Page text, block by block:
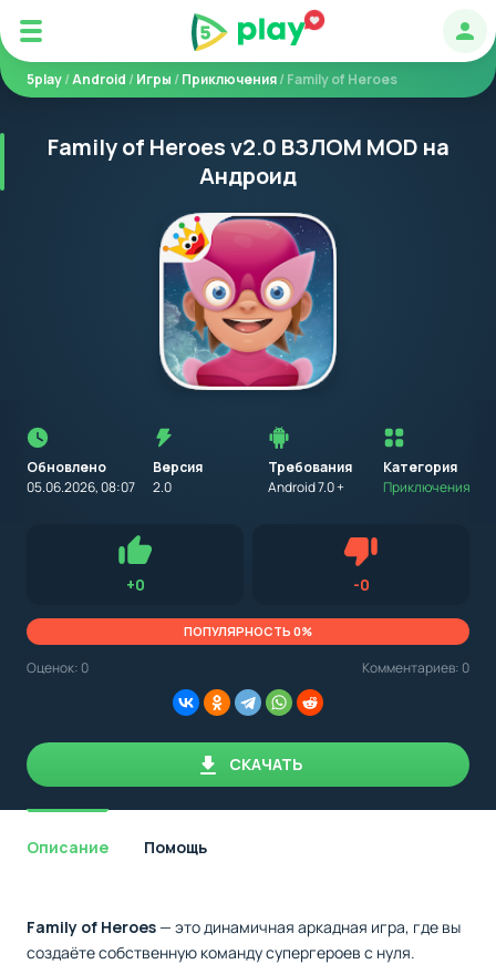
5play/Android /Игры /Приключения/ Family of Heroes
Family of Heroes v2.0 ВЗЛОМ MOD на
Андроид
Обновлено
05.06.2026, 08:07
Версия
2.0
Требования
Android 7.0 +
установкой
приложения
на
устройство
с
указываем
минимальные
необходимые
Категория
Приключения
обращать внимание на установленную версию Android
OS. Мы указываем минимально необходимую версию для
+0Нравится -0Не нравится
ПОПУЛЯРНОСТЬ 0%
Оценок: 0 Комментариев: 0
СКАЧАТЬ
Описание Помощь
Family of Heroes— это динамичная аркадная игра, где вы
создаёте собственную команду супергероев с нуля.